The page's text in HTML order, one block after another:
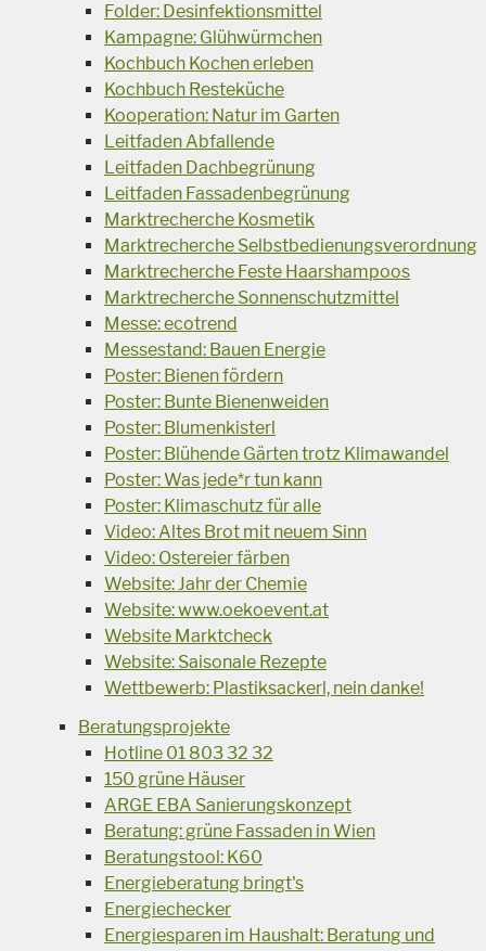
Folder: Desinfektionsmittel
Kampagne: Glühwürmchen
Kochbuch Kochen erleben
Kochbuch Resteküche
Kooperation: Natur im Garten
Leitfaden Abfallende
Leitfaden Dachbegrünung
Leitfaden Fassadenbegrünung
Marktrecherche Kosmetik
Marktrecherche Selbstbedienungsverordnung
Marktrecherche Feste Haarshampoos
Marktrecherche Sonnenschutzmittel
Messe: ecotrend
Messestand: Bauen Energie
Poster: Bienen fördern
Poster: Bunte Bienenweiden
Poster: Blumenkisterl
Poster: Blühende Gärten trotz Klimawandel
Poster: Was jede*r tun kann
Poster: Klimaschutz für alle
Video: Altes Brot mit neuem Sinn
Video: Ostereier färben
Website: Jahr der Chemie
Website: www.oekoevent.at
Website Marktcheck
Website: Saisonale Rezepte
Wettbewerb: Plastiksackerl, nein danke!
Beratungsprojekte
Hotline 01 803 32 32
150 grüne Häuser
ARGE EBA Sanierungskonzept
Beratung: grüne Fassaden in Wien
Beratungstool: K60
Energieberatung bringt's
Energiechecker
Energiesparen im Haushalt: Beratung und